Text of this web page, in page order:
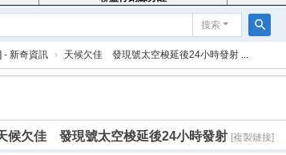
搜索
索
- 新奇資訊 › 天候欠佳 發現號太空梭延後24小時發射 ...
候欠佳 發現號太空梭延後24小時發射 [複製鏈接]